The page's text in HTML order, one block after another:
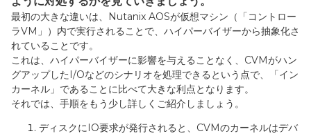
最初の大きな違いは、 Nutanix AOSが仮想マシン（「コントロー
ラVM 」）内で実行されることで、ハイパーバイザーから抽象化さ
れていることです。
これは、ハイパーバイザーに影響を与えることなく、 CVMがハン
グアップした I/Oなどのシナリオを処理できるという点で、「イン
カーネル」であることに比べて大きな利点となります。
それでは、手順をもう少し詳しくご紹介しましょう。
ディスクにIO要求が発行されると、 CVMのカーネルはデバ